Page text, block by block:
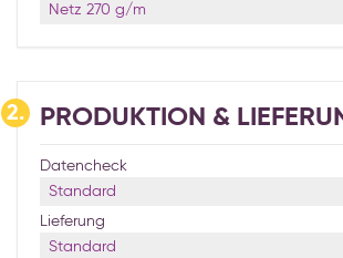
Netz 270 g/m
2. PRODUKTION &
Datencheck
Standard
Lieferung
Standard